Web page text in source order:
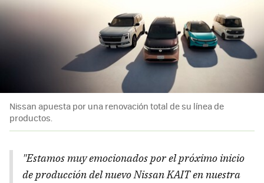
Nissan apuesta por una renovación total de su línea de
productos.
"Estamos muy emocionados por el próximo inicio
de producción del nuevo Nissan KAIT en nuestra